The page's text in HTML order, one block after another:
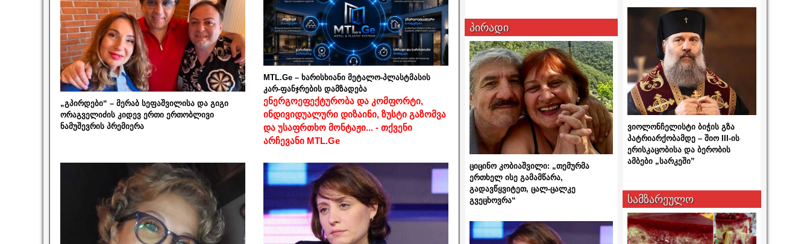
„გპირდები“ – მერაბ სეფაშვილისა და გიგი
ორაგველიძის კიდევ ერთი ერთობლივი
ნამუშევრის პრემიერა
MTL.Ge – ხარისხიანი მეტალო-პლასტმასის
კარ-ფანჯრების დამზადება
ენერგოეფექტურობა და კომფორტი,
ინდივიდუალური დიზაინი, ზუსტი გაზომვა
და უსაფრთხო მონტაჟი... - თქვენი
არჩევანი MTL.Ge
პირადი
ციცინო კობიაშვილი: „თემურმა
ერთხელ ისე გამამწარა,
გადავწყვიტეთ, ცალ-ცალკე
გვეცხოვრა“
ვიოლონჩელისტი ბიჭის გზა
პატრიარქობამდე – შიო III-ის
ერისკაცობისა და ბერობის
ამბები „სარკეში”
სამზარეულო